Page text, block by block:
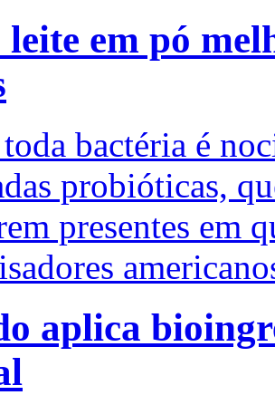
leite em pó
bactéria é
probióticas,
presentes em
aplica